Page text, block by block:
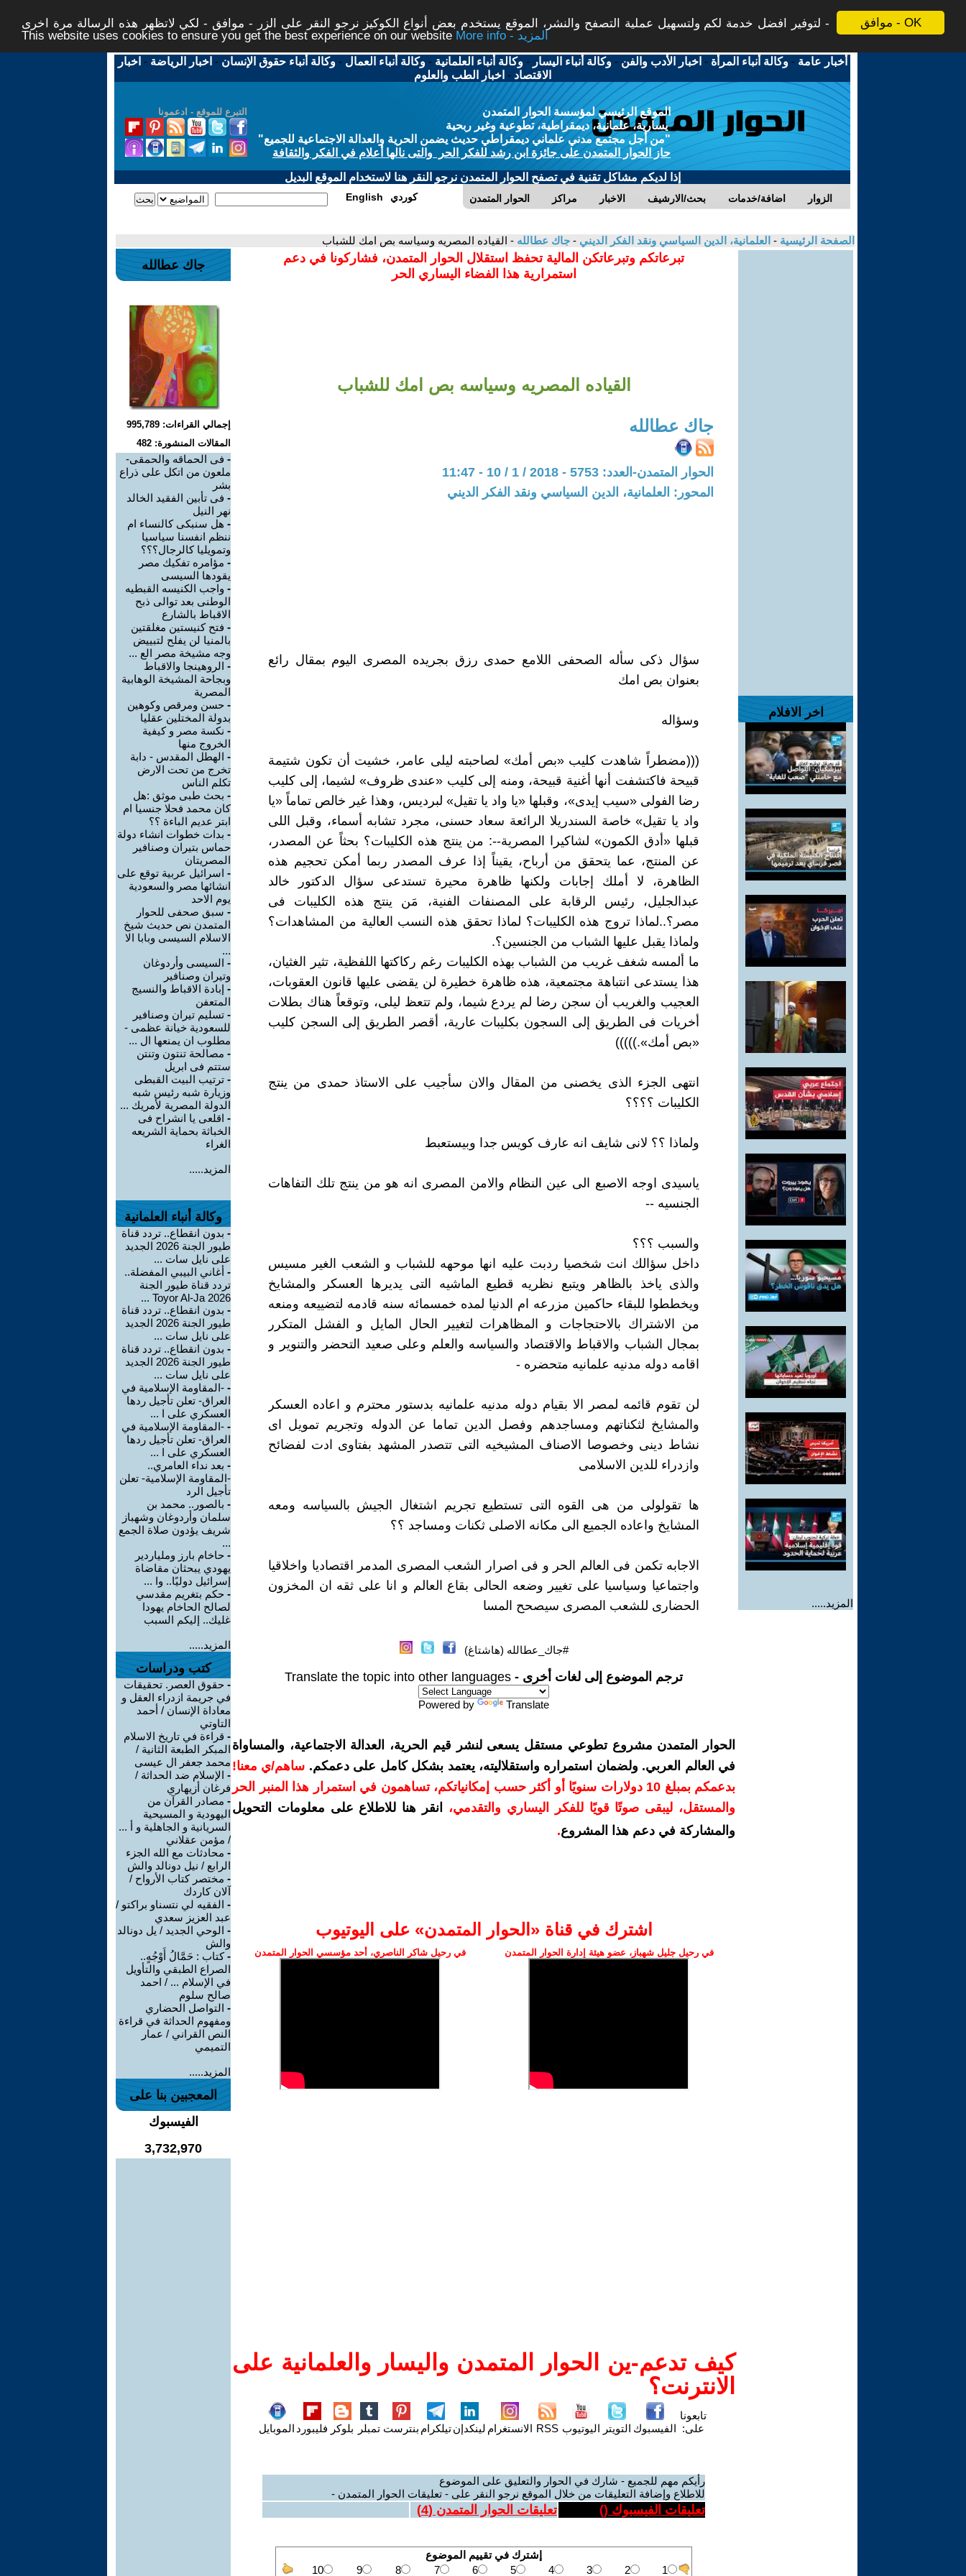
موافق - OK
لتوفير افضل خدمة لكم ولتسهيل عملية التصفح والنشر، الموقع يستخدم بعض أنواع الكوكيز نرجو النقر على الزر - موافق - لكي لاتظهر هذه الرسالة مرة اخرى -
This website uses cookies to ensure you get the best experience on our website
More info - المزيد
أخبار عامة -وكالة أنباء المرأة - اخبار الأدب والفن -وكالة أنباء اليسار -وكالة أنباء العلمانية -وكالة أنباء العمال -وكالة أنباء حقوق الإنسان - اخبار الرياضة - اخبار
الاقتصاد - اخبار الطب والعلوم
التبرع للموقع - ادعمونا
الموقع الرئيسي لمؤسسة الحوار المتمدن
يسارية، علمانية، ديمقراطية، تطوعية وغير ربحية
"من أجل مجتمع مدني علماني ديمقراطي حديث يضمن الحرية والعدالة الاجتماعية للجميع"
حاز الحوار المتمدن على جائزة ابن رشد للفكر الحر والتى نالها أعلام في الفكر والثقافة
إذا لديكم مشاكل تقنية في تصفح الحوار المتمدن نرجو النقر هنا لاستخدام الموقع البديل
الحوار المتمدن مراكز الاخبار بحث/الارشيف اضافة/خدمات الزوار English كوردي
الصفحة الرئيسية - العلمانية، الدين السياسي ونقد الفكر الديني - جاك عطالله - القياده المصريه وسياسه بص امك للشباب
اخر الافلام
المزيد.....
تبرعاتكم وتبرعاتكن المالية تحفظ استقلال الحوار المتمدن، فشاركونا في دعم
استمرارية هذا الفضاء اليساري الحر
القياده المصريه وسياسه بص امك للشباب
جاك عطالله
الحوار المتمدن-العدد: 5753 - 2018 / 1 / 10 - 11:47
المحور: العلمانية، الدين السياسي ونقد الفكر الديني
سؤال ذكى سأله الصحفى اللامع حمدى رزق بجريده المصرى اليوم بمقال رائع
بعنوان بص امك
وسؤاله
(((مضطراً شاهدت كليب «بص أمك» لصاحبته ليلى عامر، خشيت أن تكون شتيمة
قبيحة فاكتشفت أنها أغنية قبيحة، ومنه إلى كليب «عندى ظروف» لشيما، إلى كليب
رضا الفولى «سيب إيدى»، وقبلها «يا واد يا تقيل» لبرديس، وهذا غير خالص تماماً «يا
واد يا تقيل» خاصة السندريلا الرائعة سعاد حسنى، مجرد تشابه أسماء، وقبل اللى
قبلها «أدق الكمون» لشاكيرا المصرية--: من ينتج هذه الكليبات؟ بحثاً عن المصدر،
عن المنتج، عما يتحقق من أرباح، يقيناً إذا عرف المصدر ربما أمكن تحجيم هذه
الظاهرة، لا أملك إجابات ولكنها ظاهرة محيرة تستدعى سؤال الدكتور خالد
عبدالجليل، رئيس الرقابة على المصنفات الفنية، مَن ينتج هذه الكليبات فى
مصر؟..لماذا تروج هذه الكليبات؟ لماذا تحقق هذه النسب العالية من المشاهدات؟
ولماذا يقبل عليها الشباب من الجنسين؟.
ما ألمسه شغف غريب من الشباب بهذه الكليبات رغم ركاكتها اللفظية، تثير الغثيان،
هذا يستدعى انتباهة مجتمعية، هذه ظاهرة خطيرة لن يقضى عليها قانون العقوبات،
العجيب والغريب أن سجن رضا لم يردع شيما، ولم تتعظ ليلى، وتوقعاً هناك بطلات
أخريات فى الطريق إلى السجون بكليبات عارية، أقصر الطريق إلى السجن كليب
«بص أمك».)))))
انتهى الجزء الذى يخصنى من المقال والان سأجيب على الاستاذ حمدى من ينتج
الكليبات ؟؟؟؟
ولماذا ؟؟ لانى شايف انه عارف كويس جدا وبيستعبط
ياسيدى اوجه الاصبع الى عين النظام والامن المصرى انه هو من ينتج تلك التفاهات
الجنسيه --
والسبب ؟؟؟
داخل سؤالك انت شخصيا ردبت عليه انها موحهه للشباب و الشعب الغير مسيس
والذى ياخذ بالظاهر ويتبع نظريه قطيع الماشيه التى يديرها العسكر والمشايخ
ويخططوا للبقاء حاكمين مزرعه ام الدنيا لمده خمسمائه سنه قادمه لتضييعه ومنعه
من الاشتراك بالاحتجاجات و المظاهرات لتغيير الحال المايل و الفشل المتكرر
بمجال الشباب والاقباط والاقتصاد والسياسه والعلم وعلى صعيد التحضر والتنوير و
اقامه دوله مدنيه علمانيه متحضره -
لن تقوم قائمه لمصر الا بقيام دوله مدنيه علمانيه بدستور محترم و اعاده العسكر
والمشايخ لثكناتهم ومساجدهم وفصل الدين تماما عن الدوله وتجريم تمويل اى
نشاط دينى وخصوصا الاصناف المشيخيه التى تتصدر المشهد بفتاوى ادت لفضائح
وازدراء للدين الاسلامى
ها تقولولى من هى القوه التى تستطيع تجريم اشتغال الجيش بالسياسه ومعه
المشايخ واعاده الجميع الى مكانه الاصلى ثكنات ومساجد ؟؟
الاجابه تكمن فى العالم الحر و فى اصرار الشعب المصرى المدمر اقتصاديا واخلاقيا
واجتماعيا وسياسيا على تغيير وضعه الحالى بقاع العالم و انا على ثقه ان المخزون
الحضارى للشعب المصرى سيصحح المسا
#جاك_عطالله (هاشتاغ)
ترجم الموضوع إلى لغات أخرى - Translate the topic into other languages
Powered by Translate
الحوار المتمدن مشروع تطوعي مستقل يسعى لنشر قيم الحرية، العدالة الاجتماعية، والمساواة
في العالم العربي. ولضمان استمراره واستقلاليته، يعتمد بشكل كامل على دعمكم. ساهم/ي معنا!
بدعمكم بمبلغ 10 دولارات سنويًا أو أكثر حسب إمكانياتكم، تساهمون في استمرار هذا المنبر الحر
والمستقل، ليبقى صوتًا قويًا للفكر اليساري والتقدمي،
انقر هنا للاطلاع على معلومات التحويل
والمشاركة في دعم هذا المشروع.
اشترك في قناة ‫«الحوار المتمدن» على اليوتيوب
في رحيل جليل شهباز، عضو هيئة إدارة الحوار المتمدن في رحيل شاكر الناصري، أحد مؤسسي الحوار المتمدن
كيف تدعم-ين الحوار المتمدن واليسار والعلمانية على
الانترنت؟
تابعونا
على: الفيسبوك التويتر اليوتيوب RSS الانستغرام لينكدإنتيلكرام بنترست تمبلر بلوكر فليبورد الموبايل
رأيكم مهم للجميع - شارك في الحوار والتعليق على الموضوع
للاطلاع وإضافة التعليقات من خلال الموقع نرجو النقر على - تعليقات الحوار المتمدن -
تعليقات الفيسبوك () تعليقات الحوار المتمدن (4
)
جاك عطالله
إجمالي القراءات: 995,789
المقالات المنشورة: 482
- فى الحماقه والحمقى-
ملعون من اتكل على ذراع
بشر
- فى تأبين الفقيد الخالد
نهر النيل
- هل سنبكى كالنساء ام
ننظم انفسنا سياسيا
وتمويليا كالرجال؟؟؟
- مؤامره تفكيك مصر
يقودها السيسى
- واجب الكنيسه القبطيه
الوطنى بعد توالى ذبح
الاقباط بالشارع
- فتح كنيستين مغلقتين
بالمنيا لن يفلح لتبييض
وجه مشيخة مصر الع ...
- الروهينجا والاقباط
وبجاحة المشيخة الوهابية
المصرية
- حسن ومرقص وكوهين
بدولة المختلين عقليا
- نكسة مصر و كيفية
الخروج منها
- الهطل المقدس - دابة
تخرج من تحت الارض
تكلم الناس
- بحث طبى موثق :هل
كان محمد فحلا جنسيا ام
ابتر عديم الباءة ؟؟
- بدات خطوات انشاء دولة
حماس بتيران وصنافير
المصريتان
- اسرائيل عربية توقع على
انشائها مصر والسعودية
يوم الاحد
- سبق صحفى للحوار
المتمدن نص حديث شيخ
الاسلام السيسى وبابا الا
...
- السيسى وأردوغان
وتيران وصنافير
- إبادة الاقباط والنسيج
المتعفن
- تسليم تيران وصنافير
للسعودية خيانة عظمى -
مطلوب ان يمنعها ال ...
- مصالحة تنتون وتنتن
ستتم فى ابريل
- ترتيب البيت القبطى
وزيارة شبه رئيس شبه
الدولة المصرية لأمريك ...
- اقلعى يا انشراح فى
الخباثة بحماية الشريعه
الغراء
المزيد.....
وكالة أنباء العلمانية
- بدون انقطاع.. تردد قناة
طيور الجنة 2026 الجديد
على نايل سات ...
- أغاني البيبي المفضلة..
تردد قناة طيور الجنة
2026 Toyor Al-Ja ...
- بدون انقطاع.. تردد قناة
طيور الجنة 2026 الجديد
على نايل سات ...
- بدون انقطاع.. تردد قناة
طيور الجنة 2026 الجديد
على نايل سات ...
- -المقاومة الإسلامية في
العراق- تعلن تأجيل ردها
العسكري على ا ...
- -المقاومة الإسلامية في
العراق- تعلن تأجيل ردها
العسكري على ا ...
- بعد نداء العامري..
-المقاومة الإسلامية- تعلن
تأجيل الرد
- بالصور.. محمد بن
سلمان وأردوغان وشهباز
شريف يؤدون صلاة الجمع
...
- حاخام بارز وملياردير
يهودي يبحثان مقاضاة
إسرائيل دوليًا.. وا ...
- حكم بتغريم مقدسي
لصالح الحاخام يهودا
غليك.. إليكم السبب
المزيد.....
كتب ودراسات
- حقوق العصر. تحقيقات
في جريمة ازدراء العقل و
معاداة الإنسان / أحمد
التاوتي
- قراءة في تاريخ الاسلام
المبكر الطبعة الثانية /
محمد جعفر ال عيسى
- الإسلام ضد الحداثة /
فرغان أزيهاري
- مصادر القرآن من
اليهودية و المسيحية
السريانية و الجاهلية و أ ...
/ مؤمن عقلاني
- محادثات مع الله الجزء
الرابع / نيل دونالد والش
- مختصر كتاب الأرواح /
آلان كاردك
- الفقيه لي نتسناو براكتو /
عبد العزيز سعدي
- الوحي الجديد / يل دونالد
والش
-كتاب : حَمَّالُ أَوْجُهٍ..
الصراع الطبقي والتأويل
في الإسلام ... / احمد
صالح سلوم
- التواصل الحضاري
ومفهوم الحداثة في قراءة
النص القراني / عمار
التميمي
المزيد.....
المعجبين بنا على
الفيسبوك
3,732,970